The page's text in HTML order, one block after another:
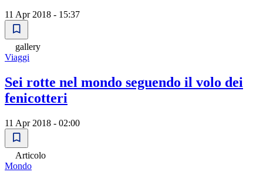
11 Apr 2018 - 15:37
gallery
Viaggi
Sei rotte nel mondo seguendo il volo dei
fenicotteri
11 Apr 2018 - 02:00
Articolo
Mondo